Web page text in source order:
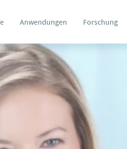
Anwendungen Forschung